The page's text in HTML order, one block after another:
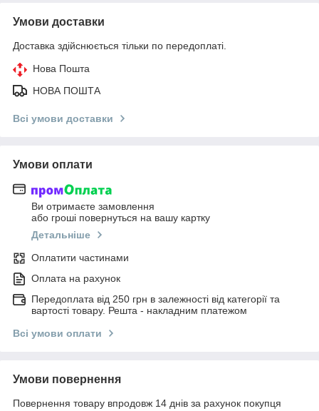
Умови доставки
Доставка здійснюється тільки по передоплаті.
Нова Пошта
НОВА ПОШТА
Всі умови доставки
Умови оплати
Ви отримаєте замовлення
або гроші повернуться на вашу картку
Детальніше
Оплатити частинами
Оплата на рахунок
Передоплата від 250 грн в залежності від категорії та
вартості товару. Решта - накладним платежом
Всі умови оплати
Умови повернення
Повернення товару впродовж 14 днів за рахунок покупця